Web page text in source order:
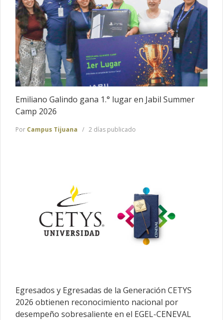
Emiliano Galindo gana 1.° lugar en Jabil Summer
Camp 2026
Por Campus Tijuana 2 días publicado
Egresados y Egresadas de la Generación CETYS
2026 obtienen reconocimiento nacional por
desempeño sobresaliente en el EGEL-CENEVAL